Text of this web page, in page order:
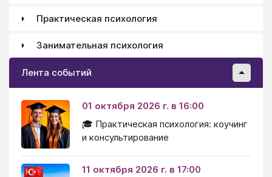
Практическая психология
Занимательная психология
Лента событий
01 октября 2026 г. в 16:00
🎓 Практическая психология: коучинг
и консультирование
11 октября 2026 г. в 17:00